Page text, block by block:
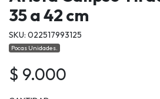
35 a 42 cm
SKU: 022517993125
Pocas Unidades.
$ 9.000